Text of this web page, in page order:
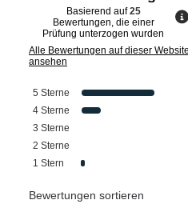
Basierend auf25
Bewertungen, die einer
Prüfung unterzogen wurden
Alle Bewertungen auf dieser Website
ansehen
5 Sterne
4 Sterne
3 Sterne
2 Sterne
1 Stern
Bewertungen sortieren